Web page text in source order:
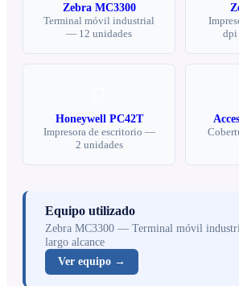
Zebra MC3300
Terminal móvil industrial
— 12 unidades
dpi
Honeywell PC42T
Impresora de escritorio —
2 unidades
Equipo utilizado
Zebra MC3300 — Terminal móvil
largo alcance
Ver equipo →